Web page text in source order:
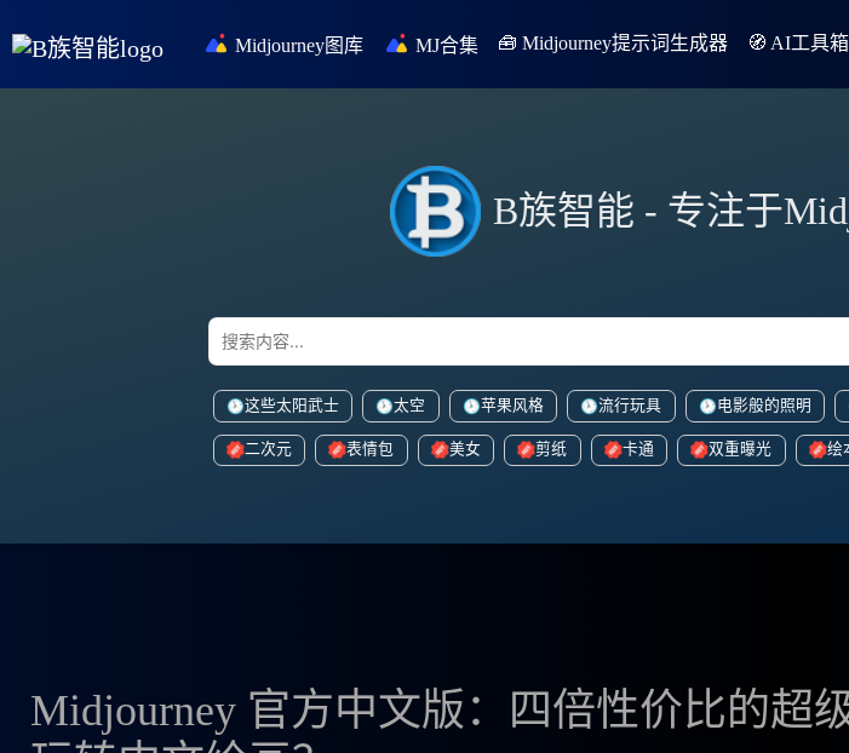
Midjourney图库 MJ合集 🧰 Midjourney提示词生成器 🧭 AI工具箱
B族智能 - 专注于
这些太阳武士 太空 苹果风格 流行玩具 电影般的照明
二次元 表情包 美女 剪纸 卡通 双重曝光 绘
Midjourney 官方中文版：四倍性价比的超